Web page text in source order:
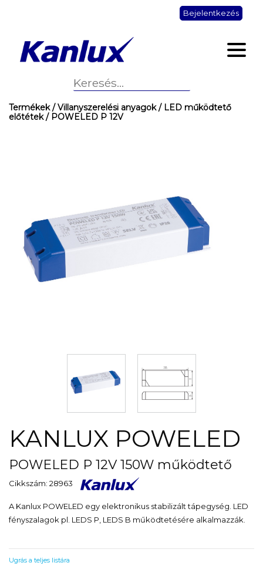
Bejelentkezés
Termékek/ Villanyszerelési anyagok/ LED működtető
előtétek/ POWELED P 12V
KANLUX POWELED
POWELED P 12V 150W működtető
Cikkszám: 28963
A Kanlux POWELED egy elektronikus stabilizált tápegység. LED
fényszalagok pl. LEDS P, LEDS B működtetésére alkalmazzák.
Ugrás a teljes listára